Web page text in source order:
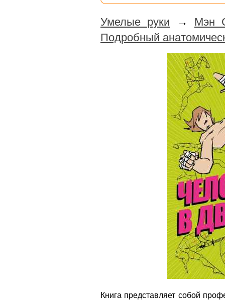
Умелые руки → Мэн
Подробный
Книга представляет собой